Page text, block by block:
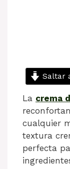
Saltar
La crema
cualquier
textura
perfecta